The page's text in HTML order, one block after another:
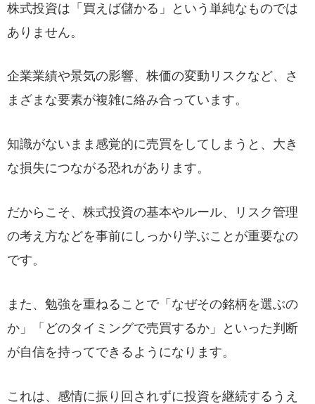
株式投資は「買えば儲かる」という単純なものでは
ありません。
企業業績や景気の影響、株価の変動リスクなど、さ
まざまな要素が複雑に絡み合っています。
知識がないまま感覚的に売買をしてしまうと、大き
な損失につながる恐れがあります。
だからこそ、株式投資の基本やルール、リスク管理
の考え方などを事前にしっかり学ぶことが重要なの
です。
また、勉強を重ねることで「なぜその銘柄を選ぶの
か」「どのタイミングで売買するか」といった判断
が自信を持ってできるようになります。
これは、感情に振り回されずに投資を継続するうえ